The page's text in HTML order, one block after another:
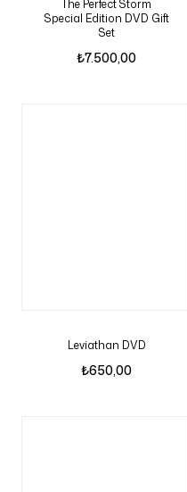
The Perfect Storm
Special Edition DVD Gift
Set
₺7.500,00
Leviathan DVD
₺650,00